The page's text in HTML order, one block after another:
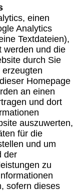
einen
Analytics
Textdateien),
werden und die
durch Sie
Homepage
an einen
und dort
auszuwerten,
für die
und um
der
zu
sofern dieses